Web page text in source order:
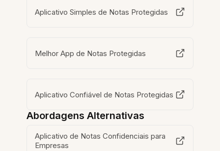
Aplicativo Simples de Notas Protegidas
Melhor App de Notas Protegidas
Aplicativo Confiável de Notas Protegidas
Abordagens Alternativas
Aplicativo de Notas Confidenciais para
Empresas